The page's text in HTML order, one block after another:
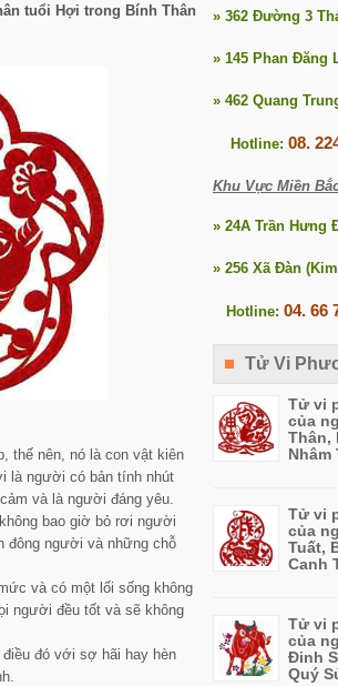
tuổi Hợi trong Bính Thân
thế nên, nó là con vật kiên
là người có bản tính nhút
và là người đáng yêu.
bao giờ bỏ rơi người
đông người và những chỗ
và có một lối sống không
người đều tốt và sẽ không
đó với sợ hãi hay hèn
» 362 Đường 3
» 145 Phan Đăng
» 462 Quang
Hotline: 08.
Khu Vực Miền
» 24A Trần Hưng
» 256 Xã Đàn
Hotline: 04. 66
Tử Vi
Tử vi
của
Thân,
Nhâm
Tử vi
của
Tuất,
Canh
Tử vi
của
Đinh
Quý